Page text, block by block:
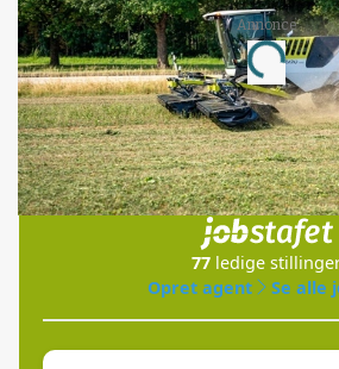
Annonce
Loading...
Jobs
i samarbejde med
77 ledige
Opret agent
Se alle